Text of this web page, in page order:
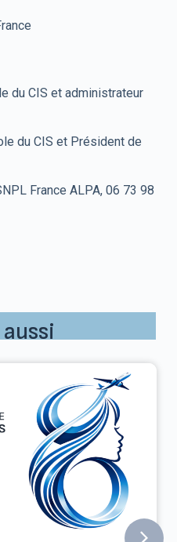
du CIS et administrateur
du CIS et Président de
France ALPA, 06 73 98